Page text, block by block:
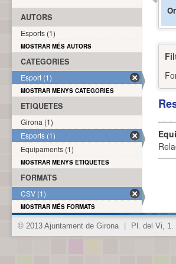
AUTORS
Esports (1)
MOSTRAR MÉS AUTORS
CATEGORIES
Esport (1)
MOSTRAR MENYS CATEGORIES
ETIQUETES
Girona (1)
Esports (1)
Equipaments (1)
MOSTRAR MENYS ETIQUETES
FORMATS
CSV (1)
MOSTRAR MÉS FORMATS
© 2013 Ajuntament de Girona Pl. del Vi, 1.